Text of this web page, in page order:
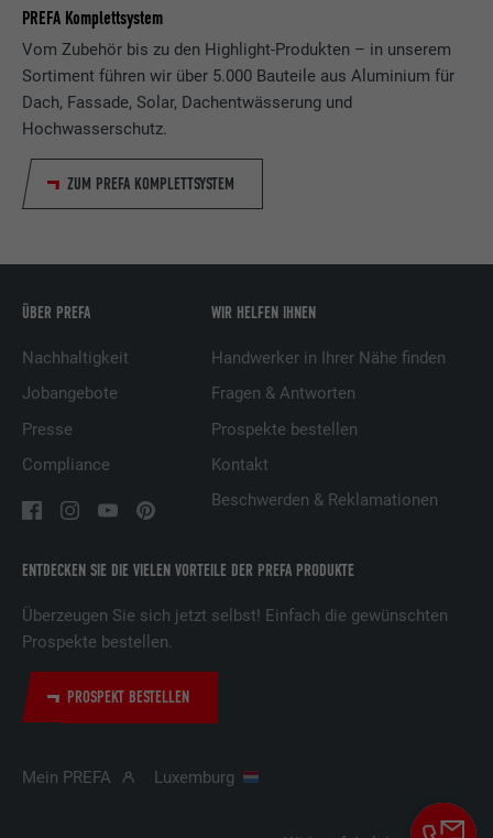
PREFA Komplettsystem
Vom Zubehör bis zu den Highlight-Produkten – in unserem
Sortiment führen wir über 5.000 Bauteile aus Aluminium für
Dach, Fassade, Solar, Dachentwässerung und
Hochwasserschutz.
ZUM PREFA KOMPLETTSYSTEM
ENTDECKEN SIE DIE VIELEN VORTEILE DER PREFA PRODUKTE
Überzeugen Sie sich jetzt selbst! Einfach die gewünschten
Prospekte bestellen.
PROSPEKT BESTELLEN
ÜBER PREFA
Nachhaltigkeit
Jobangebote
Presse
Compliance
WIR HELFEN IHNEN
Handwerker in Ihrer Nähe finden
Fragen & Antworten
Prospekte bestellen
Kontakt
Beschwerden & Reklamationen
Mein PREFA Luxemburg
Anbieter LinkedIn
Laufzeit 2 Jahre
Verwendet vom Social-Networking-Dienst
Verwendung von eingebetteten
Name UserMatchHistory
Laufzeit
Wird verwendet, um Besucher auf
Präferenzen des Besuchers zu
präsentieren.
Laufzeit 1 Tag
Verwendet vom Social-Networking-Dienst